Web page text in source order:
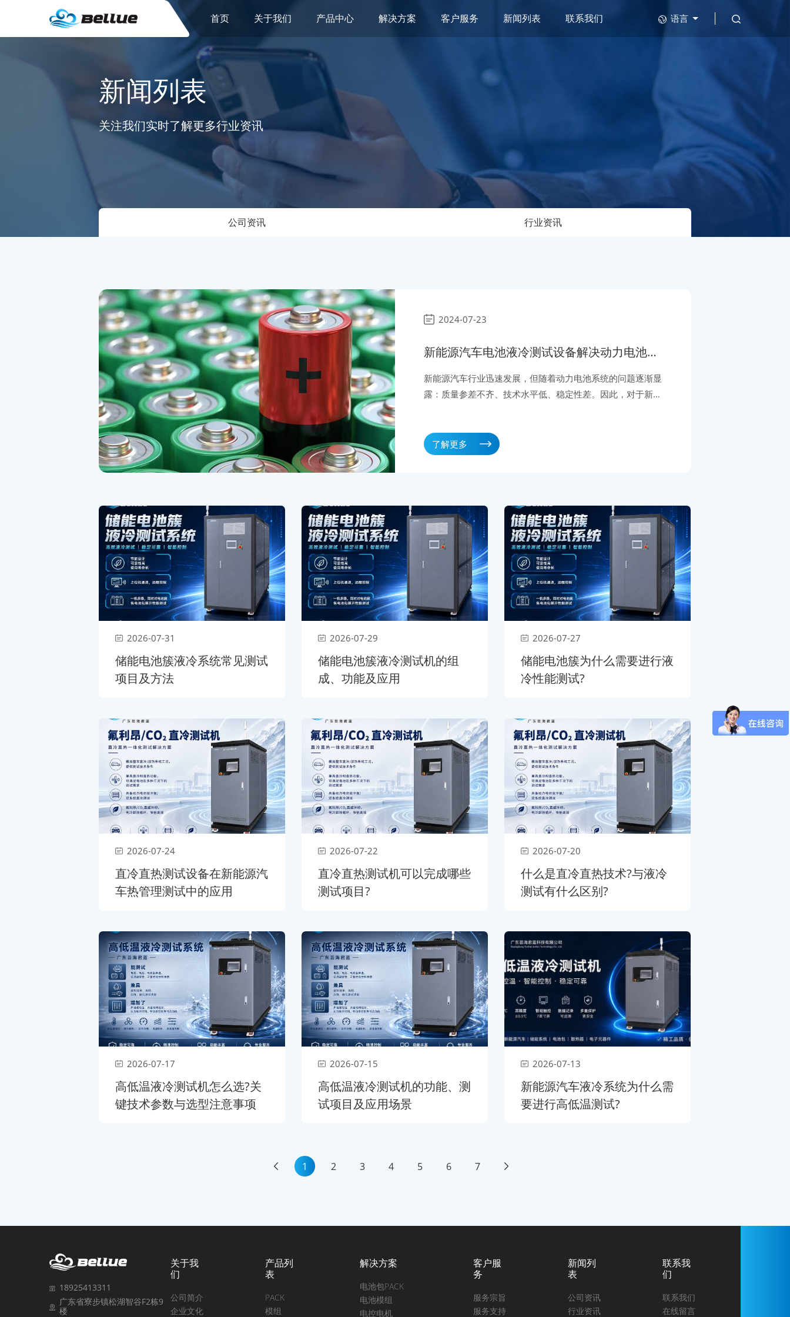
首页 关于我们 产品中心 解决方案 客户服务 新闻列表 联系我们 语言
新闻列表
关注我们实时了解更多行业资讯
公司资讯 行业资讯
2024-07-23
新能源汽车电池液冷测试设备解决动力电池稳
新能源汽车行业迅速发展，但随着动力电池系统的问题逐渐显
露：质量参差不齐、技术水平低、稳定性差。因此，对于新能
了解更多
2026-07-31
储能电池簇液冷系统常见测试
项目及方法
2026-07-29
储能电池簇液冷测试机的组
成、功能及应用
2026-07-27
储能电池簇为什么需要进行液
冷性能测试?
2026-07-24
直冷直热测试设备在新能源汽
车热管理测试中的应用
2026-07-22
直冷直热测试机可以完成哪些
测试项目?
2026-07-20
什么是直冷直热技术?与液冷
测试有什么区别?
2026-07-17
高低温液冷测试机怎么选?关
键技术参数与选型注意事项
2026-07-15
高低温液冷测试机的功能、测
试项目及应用场景
2026-07-13
新能源汽车液冷系统为什么需
要进行高低温测试?
1 2 3 4 5 6 7
18925413311
广东省寮步镇松湖智谷F2栋9
楼
关于我
们
公司简介
企业文化
产品列
表
PACK
模组
解决方案
电池包PACK
电池模组
电控电机
客户服
务
服务宗旨
服务支持
新闻列
表
公司资讯
行业资讯
联系我
们
联系我们
在线留言